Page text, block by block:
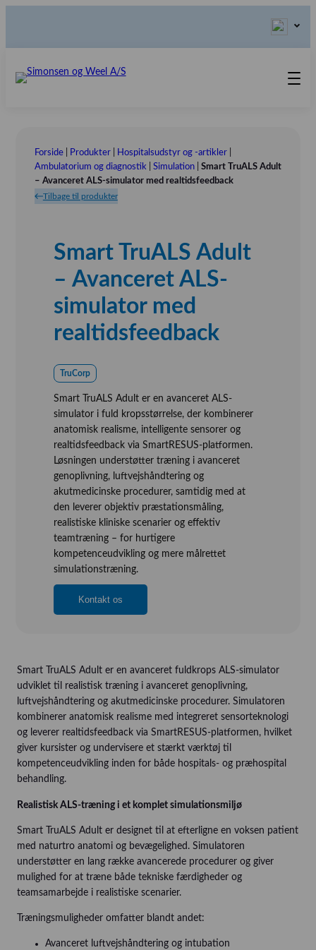
Teknisk Service
Retur-, Reklamations- og
Reparationsformular
Kontakt os
Send ordination
Vores Værdier
Bestyrelsen
Udstillinger
Showroom
Referensinstallation
Vision, Mission, Miljø og Kvalitet
Kliniske diætister
Salgs- og Leveringsbetingelser
Ledige Stillinger
Tlf.: (+45) 70 25 56 10
Forside| Produkter| Hospitalsudstyr og -artikler|
Ambulatorium og diagnostik| Simulation| Smart TruALS Adult
– Avanceret ALS-simulator med realtidsfeedback
Tilbage til produkter
Smart TruALS Adult
– Avanceret ALS-
simulator med
realtidsfeedback
TruCorp
Smart TruALS Adult er en avanceret ALS-
simulator i fuld kropsstørrelse, der kombinerer
anatomisk realisme, intelligente sensorer og
realtidsfeedback via SmartRESUS-platformen.
Løsningen understøtter træning i avanceret
genoplivning, luftvejshåndtering og
akutmedicinske procedurer, samtidig med at
den leverer objektiv præstationsmåling,
realistiske kliniske scenarier og effektiv
teamtræning – for hurtigere
kompetenceudvikling og mere målrettet
simulationstræning.
Kontakt os
Smart TruALS Adult er en avanceret fuldkrops ALS-simulator
udviklet til realistisk træning i avanceret genoplivning,
luftvejshåndtering og akutmedicinske procedurer. Simulatoren
kombinerer anatomisk realisme med integreret sensorteknologi
og leverer realtidsfeedback via SmartRESUS-platformen, hvilket
giver kursister og undervisere et stærkt værktøj til
kompetenceudvikling inden for både hospitals- og præhospital
behandling.
Realistisk ALS-træning i et komplet simulationsmiljø
Smart TruALS Adult er designet til at efterligne en voksen patient
med naturtro anatomi og bevægelighed. Simulatoren
understøtter en lang række avancerede procedurer og giver
mulighed for at træne både tekniske færdigheder og
teamsamarbejde i realistiske scenarier.
Træningsmuligheder omfatter blandt andet:
Avanceret luftvejshåndtering og intubation